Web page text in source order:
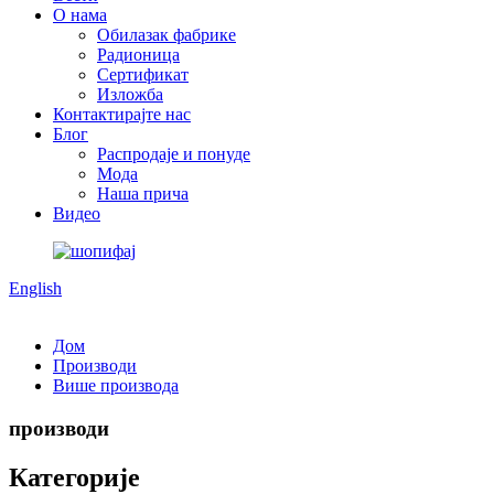
О нама
Обилазак фабрике
Радионица
Сертификат
Изложба
Контактирајте нас
Блог
Распродаје и понуде
Мода
Наша прича
Видео
English
Дом
Производи
Више производа
производи
Категорије